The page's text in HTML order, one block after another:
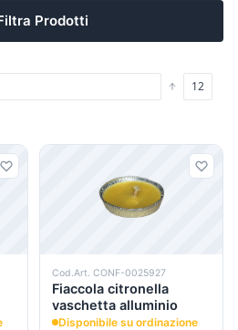
Prodotti
Cod.Art. CONF-0025927
Fiaccola citronella
vaschetta alluminio
Disponibile su ordinazione